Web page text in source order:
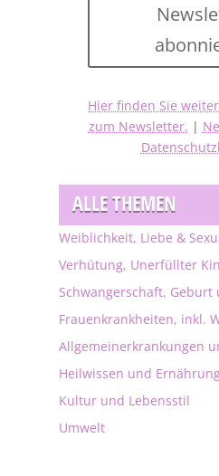
Hier finden Sie
zum Newsletter. |
ALLE THEMEN
Weiblichkeit, Liebe &
Verhütung, Unerfüllter
Schwangerschaft, Geburt
Frauenkrankheiten, inkl.
Allgemeinerkrankungen
Heilwissen und
Kultur und Lebensstil
Umwelt